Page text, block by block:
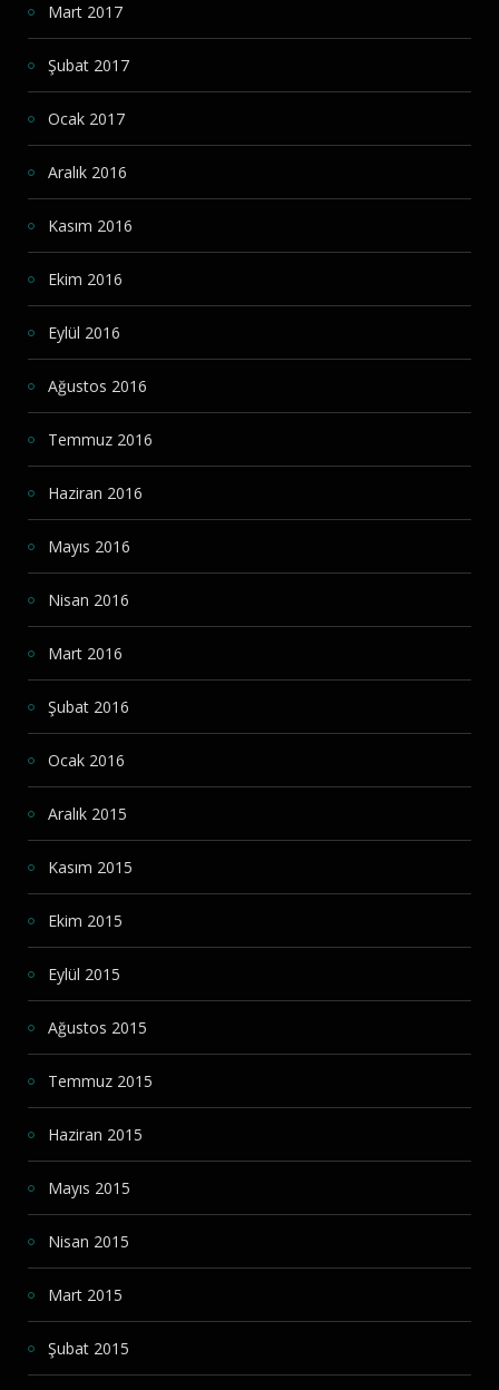
Mart 2017
Şubat 2017
Ocak 2017
Aralık 2016
Kasım 2016
Ekim 2016
Eylül 2016
Ağustos 2016
Temmuz 2016
Haziran 2016
Mayıs 2016
Nisan 2016
Mart 2016
Şubat 2016
Ocak 2016
Aralık 2015
Kasım 2015
Ekim 2015
Eylül 2015
Ağustos 2015
Temmuz 2015
Haziran 2015
Mayıs 2015
Nisan 2015
Mart 2015
Şubat 2015